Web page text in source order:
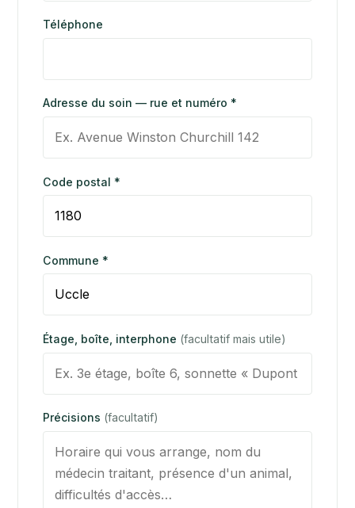
Téléphone
Adresse du soin — rue et numéro *
Code postal *
Commune *
Étage, boîte, interphone (facultatif mais utile)
Précisions (facultatif)